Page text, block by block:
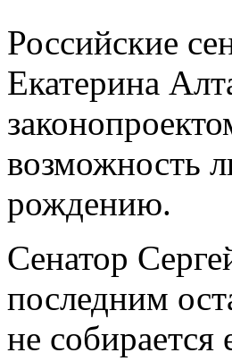
Российские
Екатерина
возможность
рождению.
Сенатор
последним
не собирается